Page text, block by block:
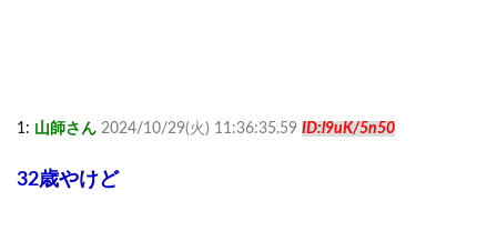
1: 山師さん 2024/10/29(火) 11:36:35.59 ID:l9uK/5n50
32歳やけど